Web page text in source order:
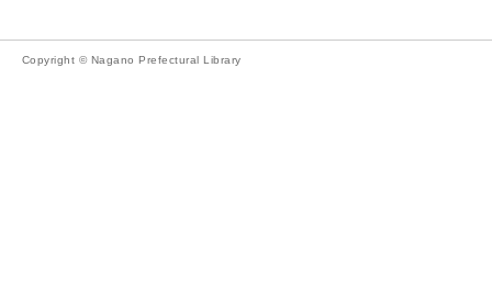
Copyright © Nagano Prefectural Library